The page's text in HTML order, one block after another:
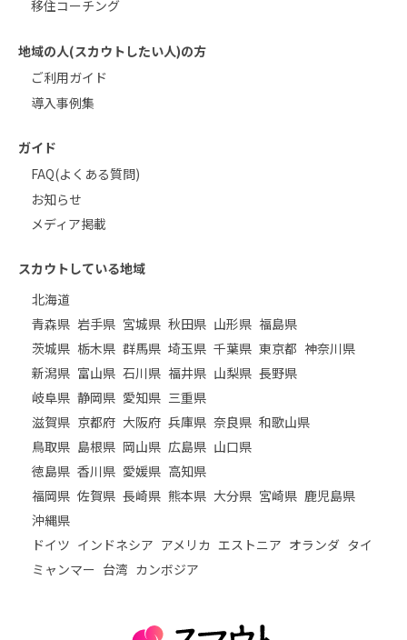
移住コーチング
地域の人(スカウトしたい人)の方
ご利用ガイド
導入事例集
ガイド
FAQ(よくある質問)
お知らせ
メディア掲載
スカウトしている地域
北海道
青森県 岩手県 宮城県 秋田県 山形県 福島県
茨城県 栃木県 群馬県 埼玉県 千葉県 東京都 神奈川県
新潟県 富山県 石川県 福井県 山梨県 長野県
岐阜県 静岡県 愛知県 三重県
滋賀県 京都府 大阪府 兵庫県 奈良県 和歌山県
鳥取県 島根県 岡山県 広島県 山口県
徳島県 香川県 愛媛県 高知県
福岡県 佐賀県 長崎県 熊本県 大分県 宮崎県 鹿児島県
沖縄県
ドイツ インドネシア アメリカ エストニア オランダ タイ
ミャンマー 台湾 カンボジア